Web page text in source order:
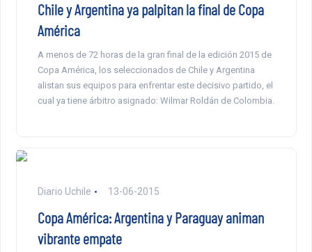
Chile y Argentina ya palpitan la final de Copa
América
A menos de 72 horas de la gran final de la edición 2015 de
Copa América, los seleccionados de Chile y Argentina
alistan sus equipos para enfrentar este decisivo partido, el
cual ya tiene árbitro asignado: Wilmar Roldán de Colombia.
Diario Uchile 13-06-2015
Copa América: Argentina y Paraguay animan
vibrante empate